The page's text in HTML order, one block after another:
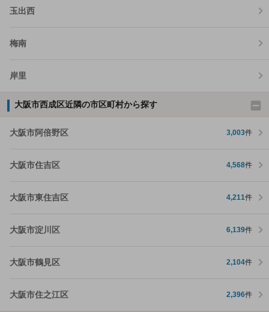
玉出西
梅南
岸里
大阪市西成区近隣の市区町村から探す
大阪市阿倍野区 3,003件
大阪市住吉区 4,568件
大阪市東住吉区 4,211件
大阪市淀川区 6,139件
大阪市鶴見区 2,104件
大阪市住之江区 2,396件